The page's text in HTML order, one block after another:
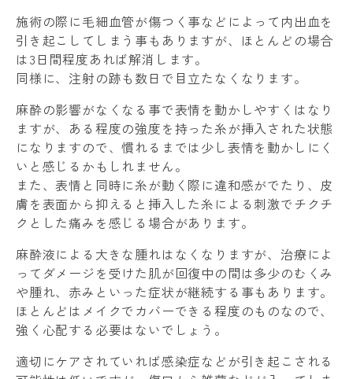
施術の際に毛細血管が傷つく事などによって内出血を
引き起こしてしまう事もありますが、ほとんどの場合
は3日間程度あれば解消します。
同様に、注射の跡も数日で目立たなくなります。
麻酔の影響がなくなる事で表情を動かしやすくはなり
ますが、ある程度の強度を持った糸が挿入された状態
になりますので、慣れるまでは少し表情を動かしにく
いと感じるかもしれません。
また、表情と同時に糸が動く際に違和感がでたり、皮
膚を表面から抑えると挿入した糸による刺激でチクチ
クとした痛みを感じる場合があります。
麻酔液による大きな腫れはなくなりますが、治療によ
ってダメージを受けた肌が回復中の間は多少のむくみ
や腫れ、赤みといった症状が継続する事もあります。
ほとんどはメイクでカバーできる程度のものなので、
強く心配する必要はないでしょう。
適切にケアされていれば感染症などが引き起こされる